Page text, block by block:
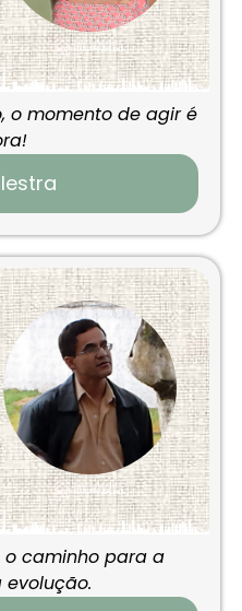
o momento de agir é
o caminho para a